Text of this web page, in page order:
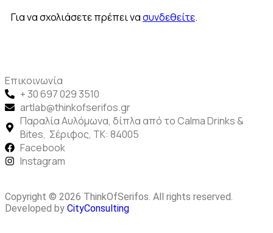
Για να σχολιάσετε πρέπει νασυνδεθείτε.
Επικοινωνία
+ 30 697 029 3510
artlab@thinkofserifos.gr
Παραλία Αυλόμωνα, δίπλα από το Calma Drinks &
Bites, Σέριφος, ΤΚ: 84005
Facebook
Instagram
Copyright © 2026 ThinkOfSerifos. All rights reserved.
Developed by CityConsulting